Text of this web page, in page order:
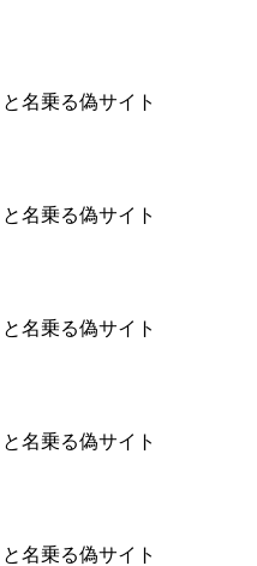
名乗る偽サイト
名乗る偽サイト
名乗る偽サイト
名乗る偽サイト
名乗る偽サイト